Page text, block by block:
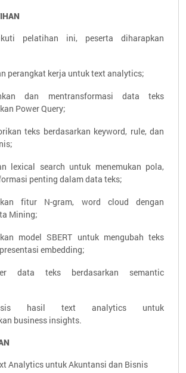
pelatihan ini, peserta diharapkan
perangkat kerja untuk text analytics;
dan mentransformasi data teks
Power Query;
teks berdasarkan keyword, rule, dan
lexical search untuk menemukan pola,
penting dalam data teks;
fitur N-gram, word cloud dengan
Mining;
model SBERT untuk mengubah teks
embedding;
data teks berdasarkan semantic
hasil text analytics untuk
business insights.
Analytics untuk Akuntansi dan Bisnis